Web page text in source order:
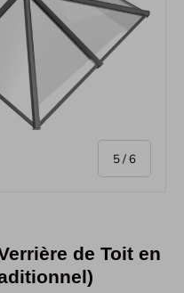
5/von
6
de Toit en